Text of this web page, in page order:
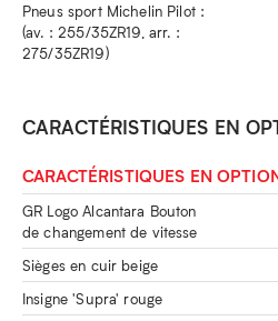
Pneus sport Michelin Pilot :
(av. : 255/35ZR19, arr. :
275/35ZR19)
CARACTÉRISTIQUES EN
CARACTÉRISTIQUES EN
GR Logo Alcantara Bouton
de changement de vitesse
Sièges en cuir beige
Insigne 'Supra' rouge